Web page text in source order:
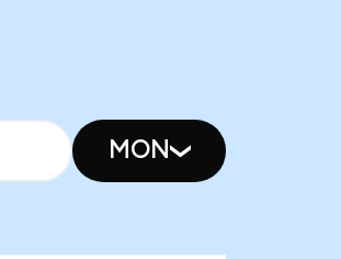
MON